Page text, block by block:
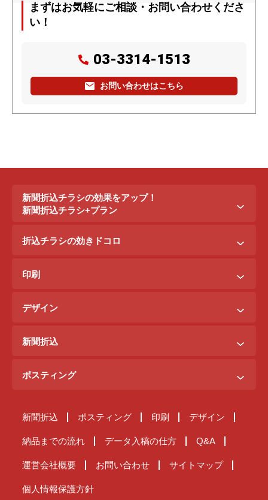
まずはお気軽にご相談・お問い合わせくださ
い！
03-3314-1513
お問い合わせはこちら
新聞折込チラシの効果をアップ！
新聞折込チラシ+プラン
新聞折込チラシ＋ポステイング
折込チラシ＋駅看板
折込チラシの効きドコロ
折込配布効きドコロ
印刷効きドコロ
印刷
B3料金
B4料金
デザイン
原稿を作るには？
サンプルデザイン
新聞折込
ご注文までの流れ
納品までの流れ
Q&A
[ 全国折込料金 ]
北海道 東京
ポスティング
ポスティングが届くまで
スタッフ管理体制
ポスティングの広告審査基準
新聞折込 ポスティング 印刷 デザイン
納品までの流れ データ入稿の仕方 Q&A
運営会社概要 お問い合わせ サイトマップ
個人情報保護方針